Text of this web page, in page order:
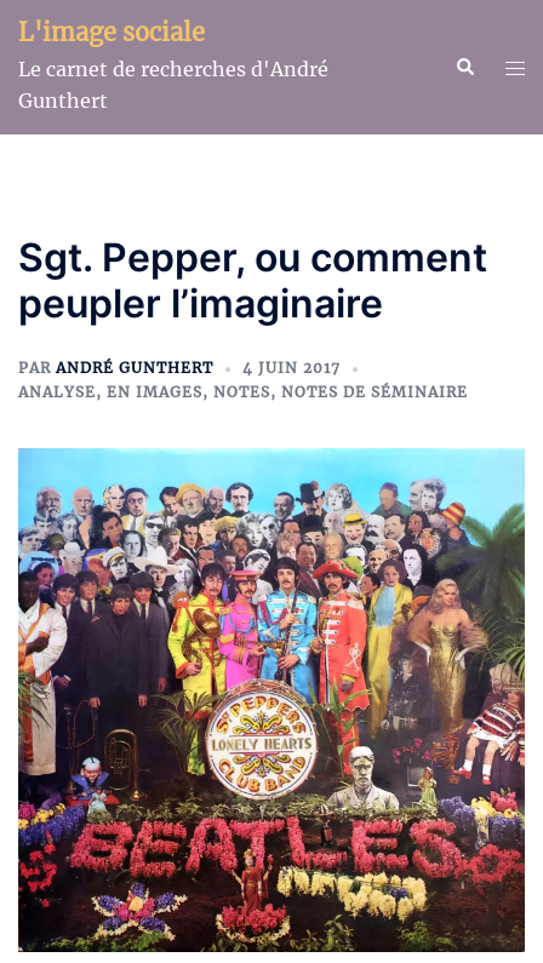
Aller
au
contenu
L'image sociale
Le carnet de recherches d'André
Gunthert
Sgt. Pepper, ou comment
peupler l’imaginaire
PARANDRÉ GUNTHERT
4 JUIN 2017
ANALYSE, EN IMAGES, NOTES, NOTES DE SÉMINAIRE